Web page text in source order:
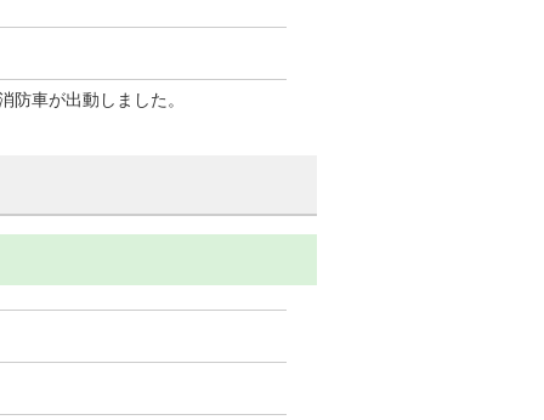
防車が出動しました。